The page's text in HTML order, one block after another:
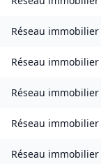
Réseau immobilier
Réseau immobilier
Réseau immobilier
Réseau immobilier
Réseau immobilier